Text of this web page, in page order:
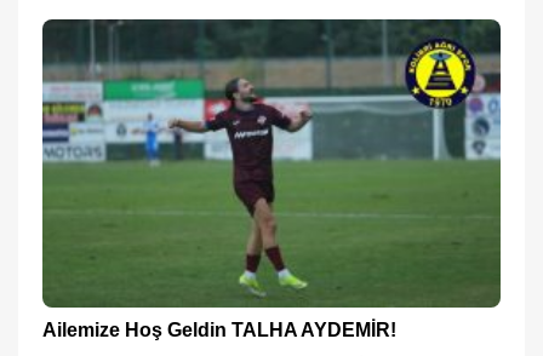
Ailemize Hoş Geldin TALHA AYDEMİR!